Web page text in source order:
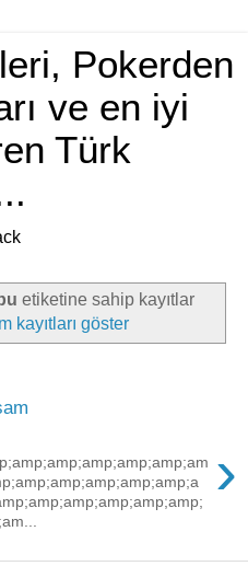
Pokerden
ve en iyi
Türk
etiketine sahip kayıtlar
kayıtları göster
›